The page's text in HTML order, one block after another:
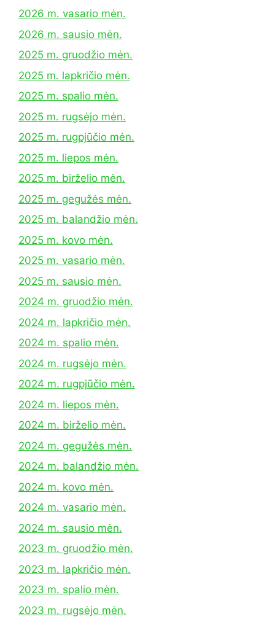
2026 m. vasario mėn.
2026 m. sausio mėn.
2025 m. gruodžio mėn.
2025 m. lapkričio mėn.
2025 m. spalio mėn.
2025 m. rugsėjo mėn.
2025 m. rugpjūčio mėn.
2025 m. liepos mėn.
2025 m. birželio mėn.
2025 m. gegužės mėn.
2025 m. balandžio mėn.
2025 m. kovo mėn.
2025 m. vasario mėn.
2025 m. sausio mėn.
2024 m. gruodžio mėn.
2024 m. lapkričio mėn.
2024 m. spalio mėn.
2024 m. rugsėjo mėn.
2024 m. rugpjūčio mėn.
2024 m. liepos mėn.
2024 m. birželio mėn.
2024 m. gegužės mėn.
2024 m. balandžio mėn.
2024 m. kovo mėn.
2024 m. vasario mėn.
2024 m. sausio mėn.
2023 m. gruodžio mėn.
2023 m. lapkričio mėn.
2023 m. spalio mėn.
2023 m. rugsėjo mėn.